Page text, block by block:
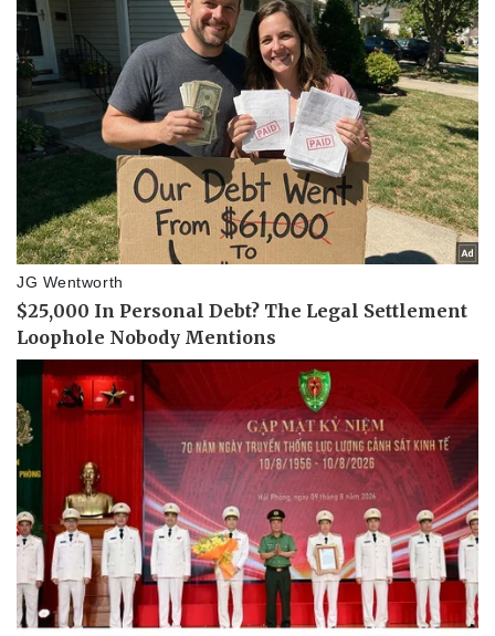
Doanh nghiệp
Thông tin doanh nghiệp
Doanh nghiệp 24h
Doanh nhân
Công nghệ
Sành điệu
Tin Công nghệ
Trải nghiệm